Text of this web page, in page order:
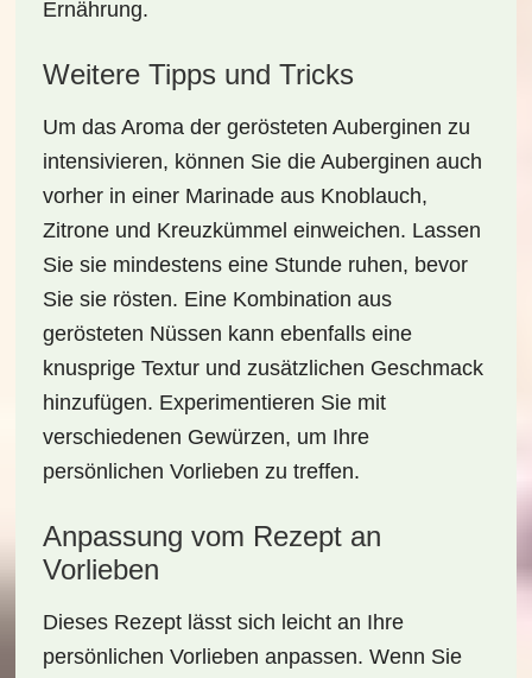
Ernährung.
Weitere Tipps und Tricks
Um das Aroma der gerösteten Auberginen zu
intensivieren, können Sie die Auberginen auch
vorher in einer Marinade aus Knoblauch,
Zitroneund Kreuzkümmel einweichen. Lassen
Sie sie mindestens eine Stunde ruhen, bevor
Sie sie rösten. Eine Kombination aus
gerösteten Nüssen kann ebenfalls eine
knusprige Textur und zusätzlichen Geschmack
hinzufügen. Experimentieren Sie mit
verschiedenen Gewürzen, um Ihre
persönlichen Vorlieben zu treffen.
Anpassung vom Rezept an
Vorlieben
Dieses Rezept lässt sich leicht an Ihre
persönlichen Vorlieben anpassen. Wenn Sie